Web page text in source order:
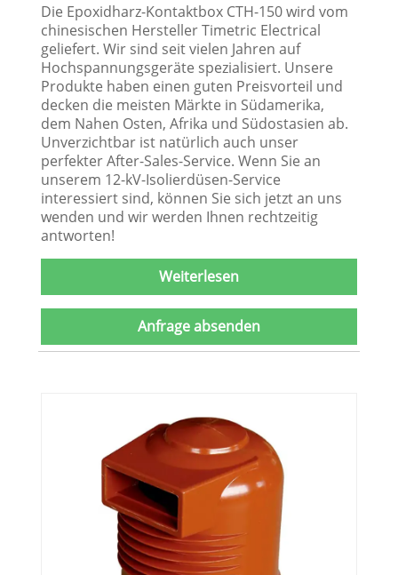
Die Epoxidharz-Kontaktbox CTH-150 wird vom
chinesischen Hersteller Timetric Electrical
geliefert. Wir sind seit vielen Jahren auf
Hochspannungsgeräte spezialisiert. Unsere
Produkte haben einen guten Preisvorteil und
decken die meisten Märkte in Südamerika,
dem Nahen Osten, Afrika und Südostasien ab.
Unverzichtbar ist natürlich auch unser
perfekter After-Sales-Service. Wenn Sie an
unserem 12-kV-Isolierdüsen-Service
interessiert sind, können Sie sich jetzt an uns
wenden und wir werden Ihnen rechtzeitig
antworten!
Weiterlesen
Anfrage absenden